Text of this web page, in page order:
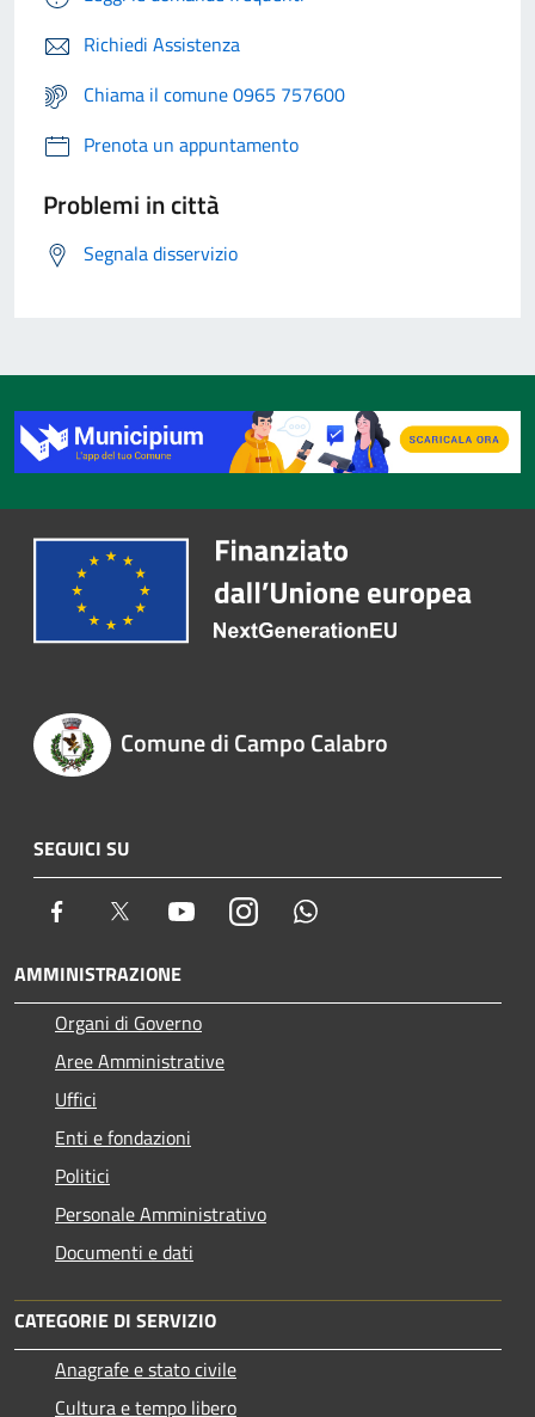
Richiedi Assistenza
Chiama il comune 0965 757600
Prenota un appuntamento
Problemi in città
Segnala disservizio
Comune di Campo Calabro
SEGUICI SU
Facebook Twitter YoutubeInstagram
AMMINISTRAZIONE
Organi di Governo
Aree Amministrative
Uffici
Enti e fondazioni
Politici
Personale Amministrativo
Documenti e dati
CATEGORIE DI SERVIZIO
Anagrafe e stato civile
Cultura e tempo libero